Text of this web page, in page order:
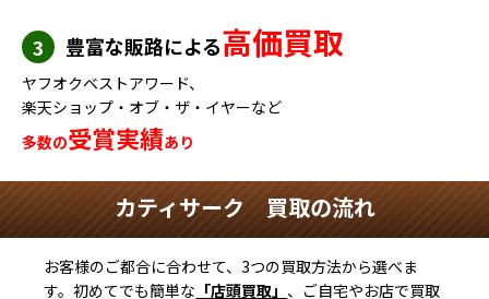
3 豊富な販路による高価買取
ヤフオクベストアワード、
楽天ショップ・オブ・ザ・イヤーなど
多数の受賞実績あり
カティサーク 買取の流れ
お客様のご都合に合わせて、3つの買取方法から選べま
す。初めてでも簡単な 「店頭買取」 、ご自宅やお店で買取